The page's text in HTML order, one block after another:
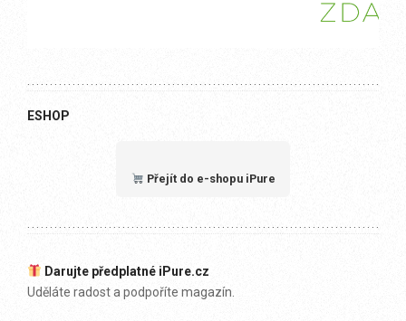
ESHOP
Přejít do e-shopu iPure
Darujte předplatné iPure.cz
Uděláte radost a podpoříte magazín.